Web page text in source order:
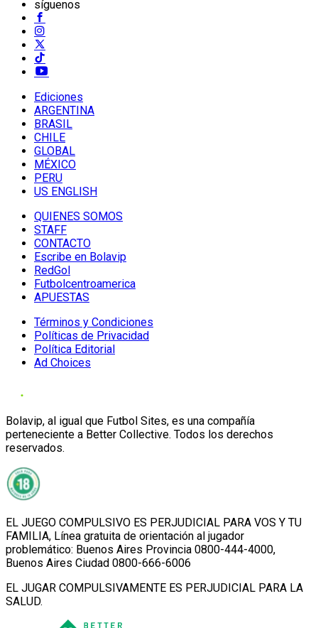
síguenos
Ediciones
ARGENTINA
BRASIL
CHILE
GLOBAL
MÉXICO
PERU
US ENGLISH
QUIENES SOMOS
STAFF
CONTACTO
Escribe en Bolavip
RedGol
Futbolcentroamerica
APUESTAS
Términos y Condiciones
Políticas de Privacidad
Política Editorial
Ad Choices
Bolavip, al igual que Futbol Sites, es una compañía
perteneciente a Better Collective. Todos los derechos
reservados.
EL JUEGO COMPULSIVO ES PERJUDICIAL PARA VOS Y TU
FAMILIA, Línea gratuita de orientación al jugador
problemático: Buenos Aires Provincia 0800-444-4000,
Buenos Aires Ciudad 0800-666-6006
EL JUGAR COMPULSIVAMENTE ES PERJUDICIAL PARA LA
SALUD.